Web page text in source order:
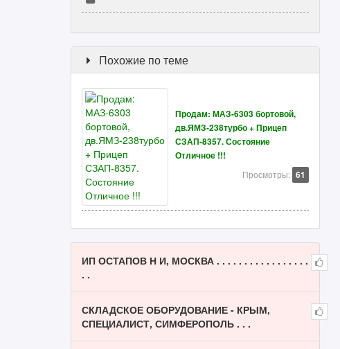
Похожие по теме
Продам: МАЗ-6303 бортовой,
дв.ЯМЗ-238турбо + Прицеп
СЗАП-8357. Состояние
Отличное !!!
Просмотры: 61
ИП ОСТАПОВ Н И, МОСКВА . . . . . . . . . . . . . . . . .
. .
СКЛАДСКОЕ ОБОРУДОВАНИЕ - КРЫМ,
СПЕЦИАЛИСТ, СИМФЕРОПОЛЬ . . .